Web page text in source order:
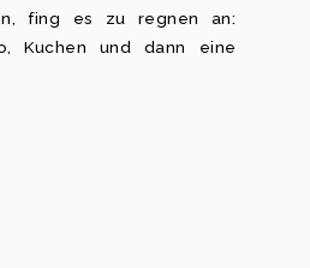
fing es zu regnen an:
Kuchen und dann eine